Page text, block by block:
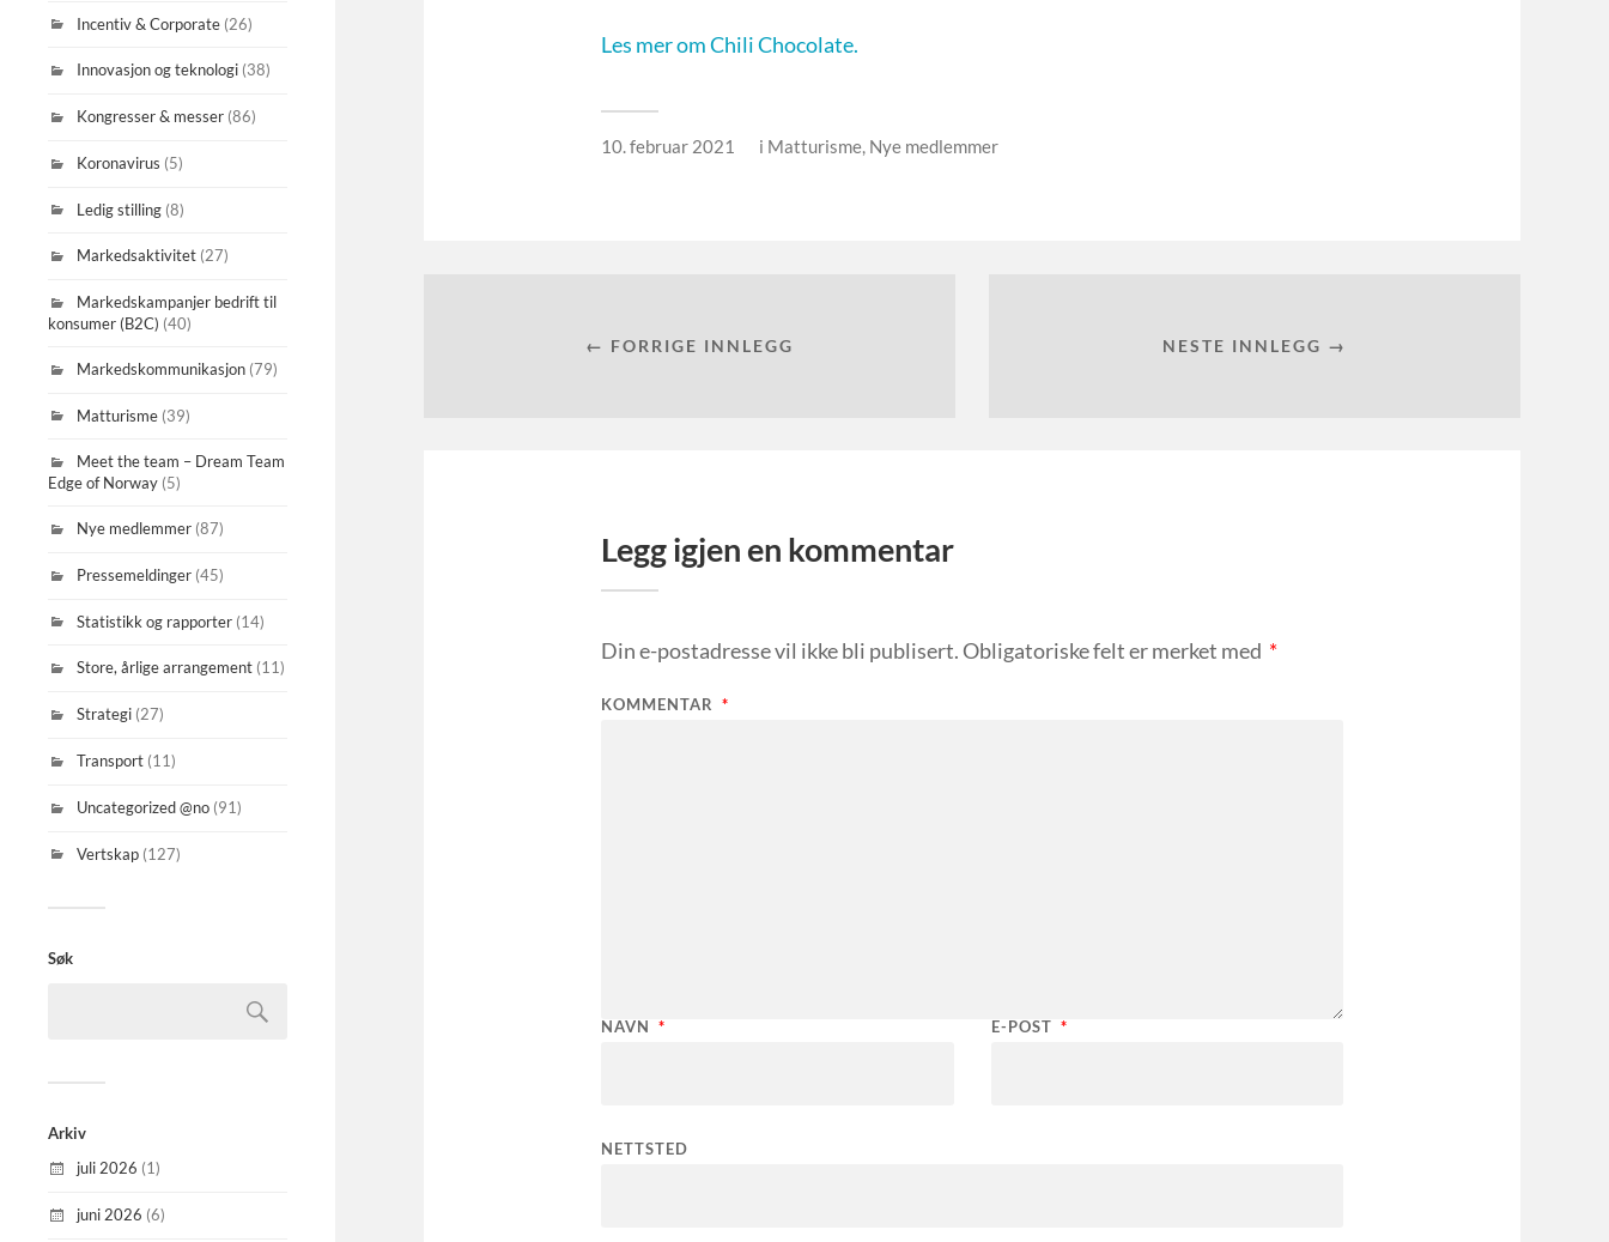
Incentiv & Corporate (26)
Innovasjon og teknologi (38)
Kongresser & messer (86)
Koronavirus (5)
Ledig stilling (8)
Markedsaktivitet (27)
Markedskampanjer bedrift til
konsumer (B2C) (40)
Markedskommunikasjon (79)
Matturisme (39)
Meet the team – Dream Team
Edge of Norway (5)
Nye medlemmer (87)
Pressemeldinger (45)
Statistikk og rapporter (14)
Store, årlige arrangement (11)
Strategi (27)
Transport (11)
Uncategorized @no (91)
Vertskap (127)
Søk
Arkiv
juli 2026 (1)
juni 2026 (6)
Les mer om Chili Chocolate.
10. februar 2021 i Matturisme, Nye medlemmer
← FORRIGE INNLEGG NESTE INNLEGG →
Legg igjen en kommentar
Din e-postadresse vil ikke bli publisert.Obligatoriske felt er merket med *
KOMMENTAR *
NAVN * E-POST *
NETTSTED